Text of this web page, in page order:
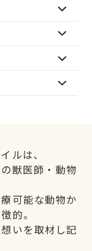
ルは、
獣医師・動物
可能な動物か
的。
いを取材し記